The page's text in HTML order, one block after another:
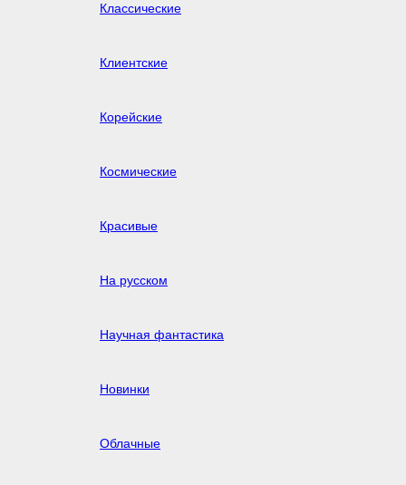
Классические
Клиентские
Корейские
Космические
Красивые
На русском
Научная фантастика
Новинки
Облачные